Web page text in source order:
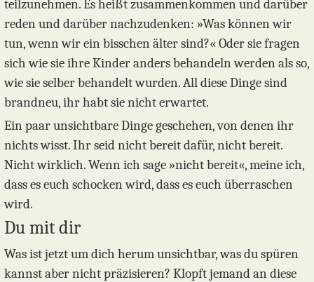
teilzunehmen. Es heißt zusammenkommen und darüber
reden und darüber nachzudenken: »Was können wir
tun, wenn wir ein bisschen älter sind?« Oder sie fragen
sich wie sie ihre Kinder anders behandeln werden als so,
wie sie selber behandelt wurden. All diese Dinge sind
brandneu, ihr habt sie nicht erwartet.
Ein paar unsichtbare Dinge geschehen, von denen ihr
nichts wisst. Ihr seid nicht bereit dafür, nicht bereit.
Nicht wirklich. Wenn ich sage »nicht bereit«, meine ich,
dass es euch schocken wird, dass es euch überraschen
wird.
Du mit dir
Was ist jetzt um dich herum unsichtbar, was du spüren
kannst aber nicht präzisieren? Klopft jemand an diese